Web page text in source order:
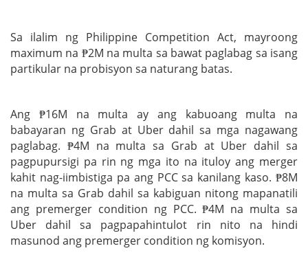
Sa ilalim ng Philippine Competition Act, mayroong
maximum na ₱2M na multa sa bawat paglabag sa isang
partikular na probisyon sa naturang batas.
Ang ₱16M na multa ay ang kabuoang multa na
babayaran ng Grab at Uber dahil sa mga nagawang
paglabag. ₱4M na multa sa Grab at Uber dahil sa
pagpupursigi pa rin ng mga ito na ituloy ang merger
kahit nag-iimbistiga pa ang PCC sa kanilang kaso. ₱8M
na multa sa Grab dahil sa kabiguan nitong mapanatili
ang premerger condition ng PCC. ₱4M na multa sa
Uber dahil sa pagpapahintulot rin nito na hindi
masunod ang premerger condition ng komisyon.